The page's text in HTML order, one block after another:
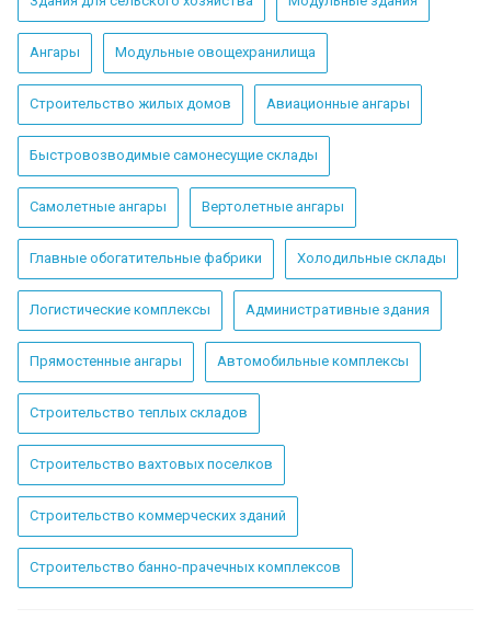
Ангары Модульные овощехранилища
Строительство жилых домов Авиационные ангары
Быстровозводимые самонесущие склады
Самолетные ангары Вертолетные ангары
Главные обогатительные фабрики Холодильные склады
Логистические комплексы Административные здания
Прямостенные ангары Автомобильные комплексы
Строительство теплых складов
Строительство вахтовых поселков
Строительство коммерческих зданий
Строительство банно-прачечных комплексов